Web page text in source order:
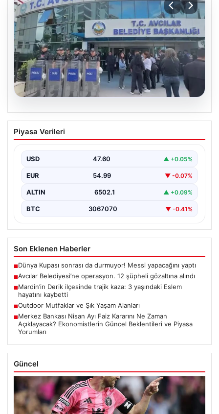
05.08.2026
Avcılar Belediyesi’ne operasyon. 12
şüpheli gözaltına alındı
Piyasa Verileri
USD 47.60 ▲ +0.05%
EUR 54.99 ▼ -0.07%
ALTIN 6502.1 ▲ +0.09%
BTC 3067070 ▼ -0.41%
Son Eklenen Haberler
■Dünya Kupası sonrası da durmuyor! Messi yapacağını yaptı
■Avcılar Belediyesi’ne operasyon. 12 şüpheli gözaltına alındı
■Mardin’in Derik ilçesinde trajik kaza: 3 yaşındaki Eslem
hayatını kaybetti
■Outdoor Mutfaklar ve Şık Yaşam Alanları
■Merkez Bankası Nisan Ayı Faiz Kararını Ne Zaman
Açıklayacak? Ekonomistlerin Güncel Beklentileri ve Piyasa
Yorumları
Güncel